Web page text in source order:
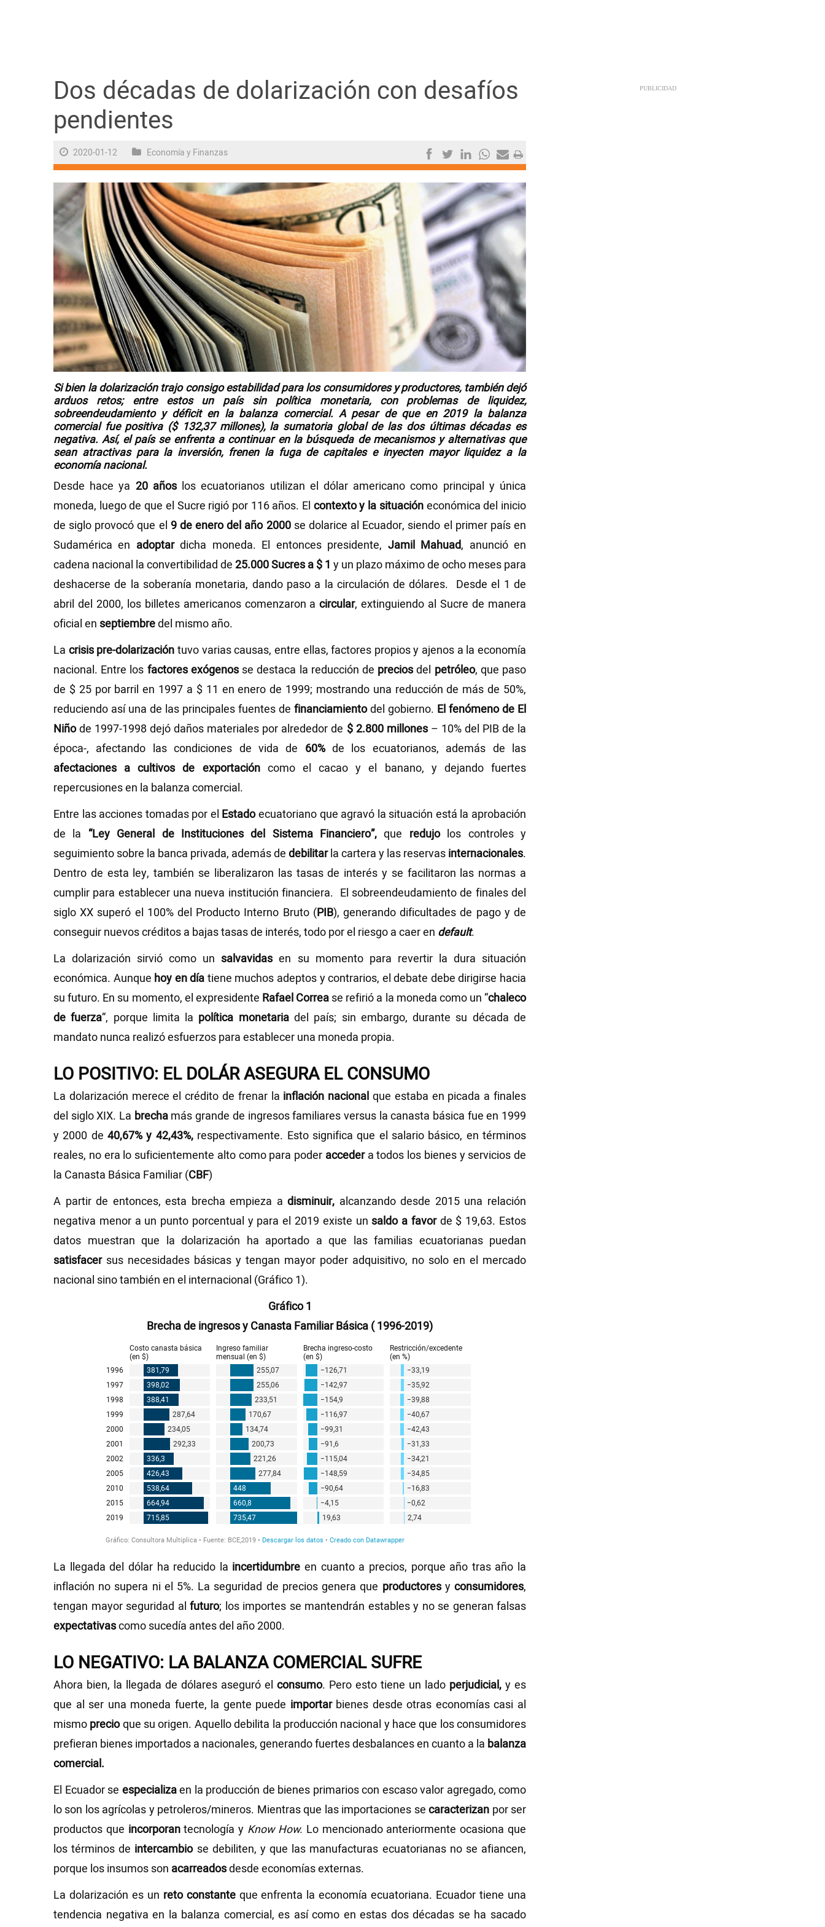
Trending
Ciencia y Tecnología
Firmas
Internacional
Juegos
NEWSLETTERS
Dos décadas de dolarización con desafíos
pendientes
2020-01-12 Economía y Finanzas
Si bien la dolarización trajo consigo estabilidad para los consumidores y productores, también dejó
arduos retos; entre estos un país sin política monetaria, con problemas de liquidez,
sobreendeudamiento y déficit en la balanza comercial. A pesar de que en 2019 la balanza
comercial fue positiva ($ 132,37 millones), la sumatoria global de las dos últimas décadas es
negativa. Así, el país se enfrenta a continuar en la búsqueda de mecanismos y alternativas que
sean atractivas para la inversión, frenen la fuga de capitales e inyecten mayor liquidez a la
economía nacional.
Desde hace ya 20 añoslos ecuatorianos utilizan el dólar americano como principal y única
moneda, luego de que el Sucre rigió por 116 años. El contexto y la situacióneconómica del inicio
de siglo provocó que el 9 de enero del año 2000se dolarice al Ecuador, siendo el primer país en
Sudamérica en adoptardicha moneda. El entonces presidente, Jamil Mahuad, anunció en
cadena nacional la convertibilidad de 25.000 Sucres a $ 1 y un plazo máximo de ocho meses para
deshacerse de la soberanía monetaria, dando paso a la circulación de dólares. Desde el 1 de
abril del 2000, los billetes americanos comenzaron acircular, extinguiendo al Sucre de manera
oficial en septiembredel mismo año.
La crisis pre-dolarización tuvo varias causas, entre ellas, factores propios y ajenos a la economía
nacional. Entre los factores exógenosse destaca la reducción de precios del petróleo, que paso
de $ 25 por barril en 1997 a $ 11 en enero de 1999; mostrando una reducción de más de 50%,
reduciendo así una de las principales fuentes de financiamientodel gobierno. El fenómeno de El
Niñode 1997-1998 dejó daños materiales por alrededor de $ 2.800 millones – 10% del PIB de la
época-, afectando las condiciones de vida de 60%de los ecuatorianos, además de las
afectaciones a cultivos de exportacióncomo el cacao y el banano, y dejando fuertes
repercusiones en la balanza comercial.
Entre las acciones tomadas por el Estadoecuatoriano que agravó la situación está la aprobación
de la “Ley General de Instituciones del Sistema Financiero”,que redujolos controles y
seguimiento sobre la banca privada, además de debilitarla cartera y las reservas internacionales.
Dentro de esta ley, también se liberalizaron las tasas de interés y se facilitaron las normas a
cumplir para establecer una nueva institución financiera. El sobreendeudamiento de finales del
siglo XX superó el 100% del Producto Interno Bruto (PIB), generando dificultades de pago y de
conseguir nuevos créditos a bajas tasas de interés, todo por el riesgo a caer en default.
La dolarización sirvió como unsalvavidas en su momento para revertir la dura situación
económica. Aunque hoy en día tiene muchos adeptos y contrarios, el debate debe dirigirse hacia
su futuro. En su momento, el expresidente Rafael Correa se refirió a la moneda como un “chaleco
de fuerza”, porque limita la política monetariadel país; sin embargo, durante su década de
mandato nunca realizó esfuerzos para establecer una moneda propia.
LO POSITIVO: EL DOLÁR ASEGURA EL CONSUMO
La dolarización merece el crédito de frenar la inflación nacional que estaba en picada a finales
del siglo XIX. La brechamás grande de ingresos familiares versus la canasta básica fue en 1999
y 2000 de40,67% y 42,43%,respectivamente. Esto significa que el salario básico, en términos
reales, no era lo suficientemente alto como para poder accedera todos los bienes y servicios de
la Canasta Básica Familiar (CBF)
A partir de entonces, esta brecha empieza adisminuir, alcanzando desde 2015 una relación
negativa menor a un punto porcentual y para el 2019 existe unsaldo a favorde $ 19,63. Estos
datos muestran que la dolarización ha aportado a que las familias ecuatorianas puedan
satisfacersus necesidades básicas y tengan mayor poder adquisitivo, no solo en el mercado
nacional sino también en el internacional (Gráfico 1).
Gráfico 1
Brecha de ingresos y Canasta Familiar Básica ( 1996-2019)
La llegada del dólar ha reducido la incertidumbre en cuanto a precios, porque año tras año la
inflación no supera ni el 5%. La seguridad de precios genera que productoresyconsumidores,
tengan mayor seguridad al futuro; los importes se mantendrán estables y no se generan falsas
expectativascomo sucedía antes del año 2000.
LO NEGATIVO: LA BALANZA COMERCIAL SUFRE
Ahora bien, la llegada de dólares aseguró el consumo. Pero esto tiene un lado perjudicial, y es
que al ser una moneda fuerte, la gente puede importarbienes desde otras economías casi al
mismo precioque su origen. Aquello debilita la producción nacional y hace que los consumidores
prefieran bienes importados a nacionales, generando fuertes desbalances en cuanto a la balanza
comercial.
El Ecuador se especializaen la producción de bienes primarios con escaso valor agregado, como
lo son los agrícolas y petroleros/mineros. Mientras que las importaciones secaracterizan por ser
productos que incorporantecnología y Know How. Lo mencionado anteriormente ocasiona que
los términos de intercambiose debiliten, y que las manufacturas ecuatorianas no se afiancen,
porque los insumos son acarreadosdesde economías externas.
La dolarización es un reto constanteque enfrenta la economía ecuatoriana. Ecuador tiene una
tendencia negativa en la balanza comercial, es así como en estas dos décadas se ha sacado